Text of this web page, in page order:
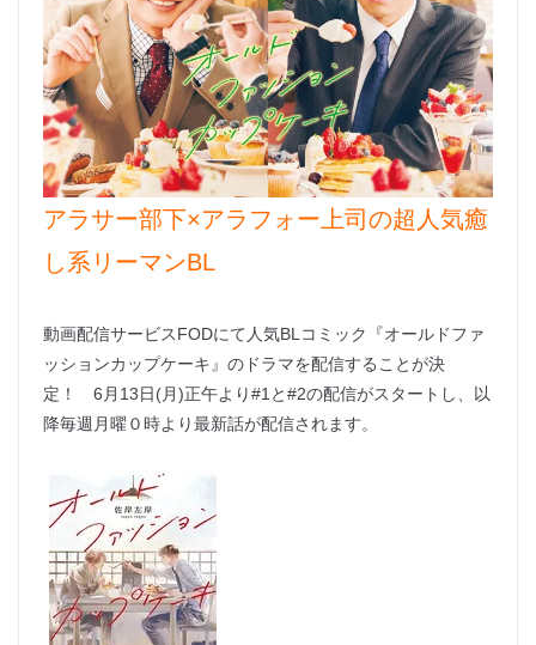
アラサー部下×アラフォー上司の超人気癒
し系リーマンBL
動画配信サービスFODにて人気BLコミック『オールドファ
ッションカップケーキ』のドラマを配信することが決
定！ 6月13日(月)正午より#1と#2の配信がスタートし、以
降毎週月曜０時より最新話が配信されます。